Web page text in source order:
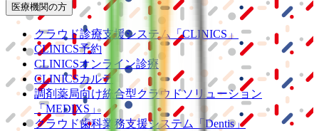
医療機関の方
クラウド診療支援システム
「CLINICS」
CLINICS予約
CLINICSオンライン診療
CLINICSカルテ
調剤薬局向け統合型クラウドソリューション
「MEDIXS」
クラウド歯科業務支援システム
「Dentis」